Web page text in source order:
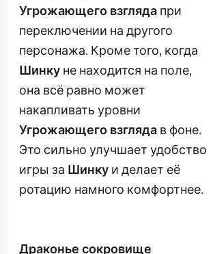
Угрожающего взгляда при
переключении на другого
персонажа. Кроме того, когда
Шинку не находится на поле,
она всё равно может
накапливать уровни
Угрожающего взгляда в фоне.
Это сильно улучшает удобство
игры за Шинку и делает её
ротацию намного комфортнее.
Драконье сокровище